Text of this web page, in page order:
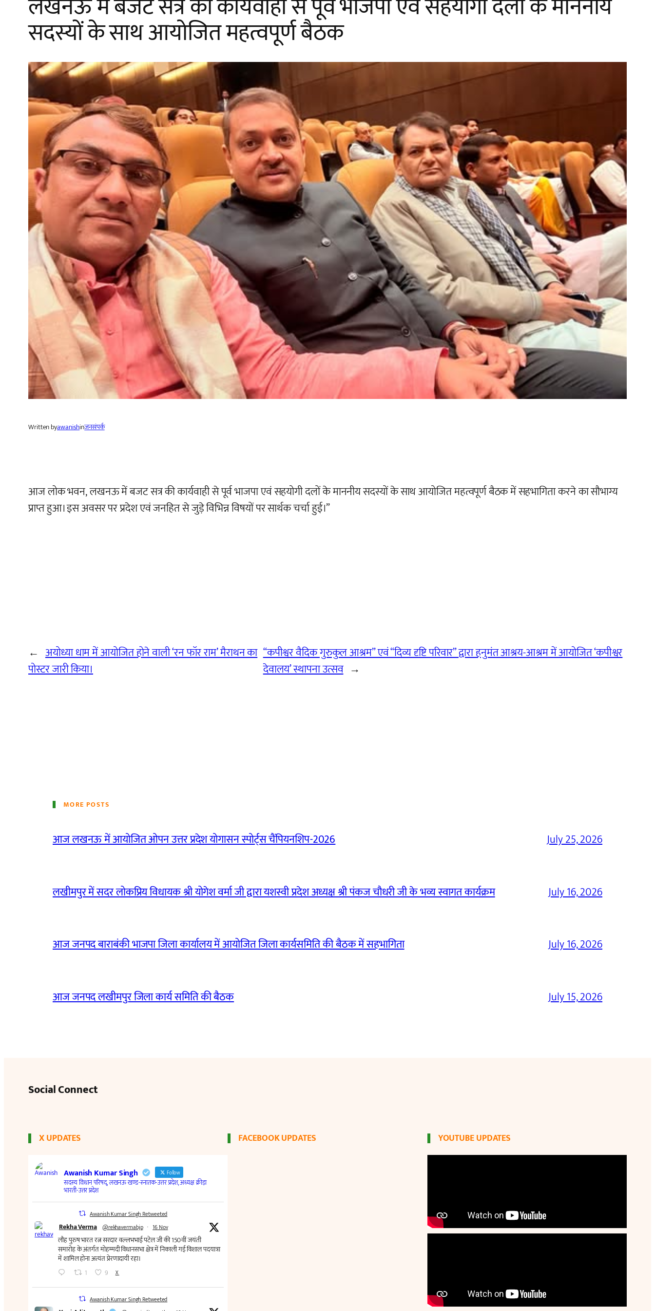
सदस्यों के साथ आयोजित महत्वपूर्ण बैठक
Written byawanishinजनसंपर्क
आज लोक भवन, लखनऊ में बजट सत्र की कार्यवाही से पूर्व भाजपा एवं सहयोगी दलों के माननीय सदस्यों के साथ आयोजित महत्वपूर्ण बैठक में सहभागिता करने का सौभाग्य
प्राप्त हुआ। इस अवसर पर प्रदेश एवं जनहित से जुड़े विभिन्न विषयों पर सार्थक चर्चा हुई।”
← अयोध्या धाम में आयोजित होने वाली ‘रन फॉर राम’ मैराथन का
पोस्टर जारी किया।
“कपीश्वर वैदिक गुरुकुल आश्रम” एवं “दिव्य दृष्टि परिवार” द्वारा हनुमंत आश्रय-आश्रम में आयोजित ‘कपीश्वर
देवालय’ स्थापना उत्सव →
MORE POSTS
आज लखनऊ में आयोजित ओपन उत्तर प्रदेश योगासन स्पोर्ट्स चैंपियनशिप-2026 July 25, 2026
लखीमपुर में सदर लोकप्रिय विधायक श्री योगेश वर्मा जी द्वारा यशस्वी प्रदेश अध्यक्ष श्री पंकज चौधरी जी के भव्य स्वागत कार्यक्रम July 16, 2026
आज जनपद बाराबंकी भाजपा जिला कार्यालय में आयोजित जिला कार्यसमिति की बैठक में सहभागिता July 16, 2026
आज जनपद लखीमपुर जिला कार्य समिति की बैठक July 15, 2026
Social Connect
X UPDATES FACEBOOK UPDATES YOUTUBE UPDATES